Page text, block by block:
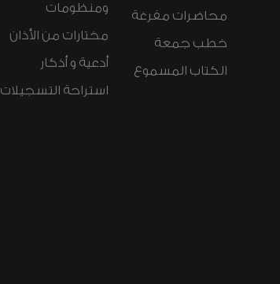
محاضرات مفرغة
خطب جمعة
الكتاب المسموع
ومنظومات
مختارات من الأذان
أدعية و أذكار
استراحة التسجيلات